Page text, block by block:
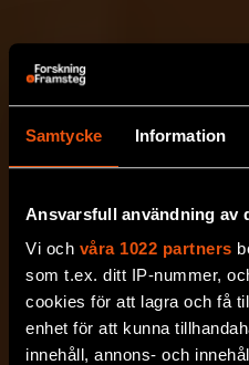
Samtycke Information
Ansvarsfull användning av
Vi och våra 1022 partners
som t.ex. ditt IP-nummer,
cookies för att lagra och få
enhet för att kunna
innehåll, annons- och